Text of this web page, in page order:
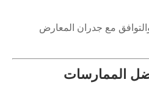
مع جدران المعارض
الممارسات